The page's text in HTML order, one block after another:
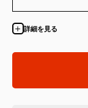
詳細を見る